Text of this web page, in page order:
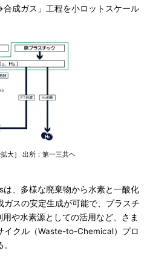
成ガス」工程を小ロットスケール
大］ 出所：第一三共ヘ
、多様な廃棄物から水素と一酸化
ガスの安定生成が可能で、プラスチ
や水素源としての活用など、さま
イクル（Waste-to-Chemical）プロ